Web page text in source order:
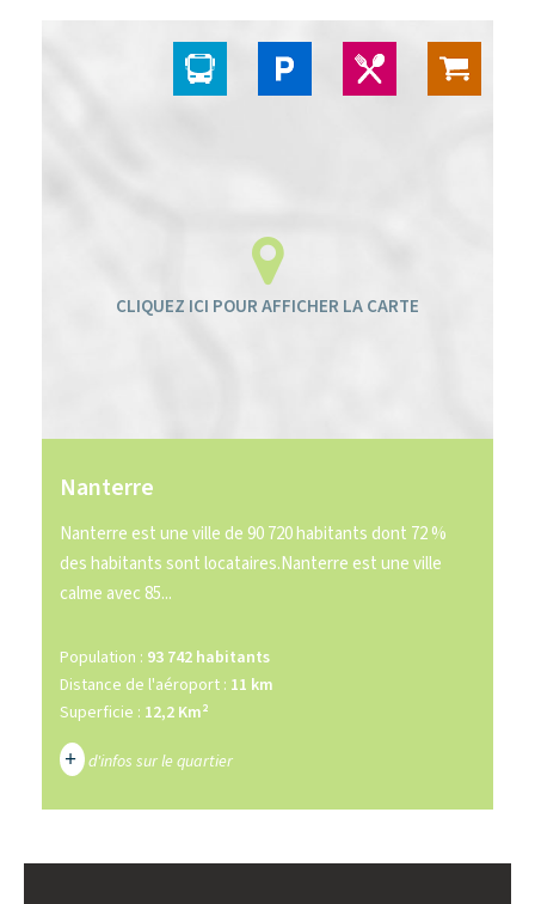
Nanterre
Nanterre est une ville de 90 720 habitants dont 72 %
des habitants sont locataires.Nanterre est une ville
calme avec 85...
Population : 93 742 habitants
Distance de l'aéroport : 11 km
Superficie : 12,2 Km²
+ d'infos sur le quartier